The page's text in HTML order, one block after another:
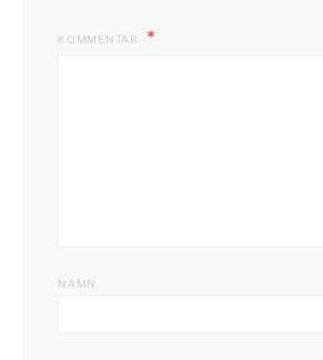
KOMMENTAR
NAMN